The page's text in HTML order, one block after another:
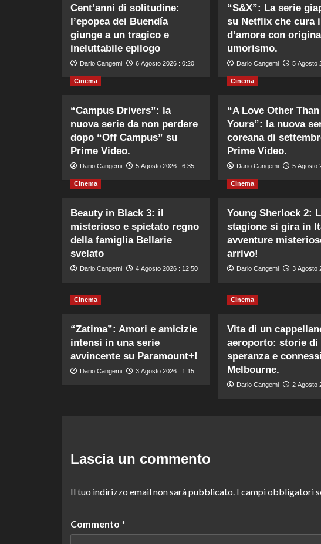
Cent’anni di solitudine:
l’epopea dei Buendía
giunge a un tragico e
ineluttabile epilogo
Dario Cangemi 6 Agosto 2026 : 0:20
“S&X”: La serie
su Netflix che cura
d’amore con
umorismo.
Dario Cangemi 5 Agosto
Cinema
“Campus Drivers”: la
nuova serie da non perdere
dopo “Off Campus” su
Prime Video.
Dario Cangemi 5 Agosto 2026 : 6:35
Cinema
“A Love Other Than
Yours”: la nuova
coreana di
Prime Video.
Dario Cangemi 5 Agosto
Cinema
Beauty in Black 3: il
misterioso e spietato regno
della famiglia Bellarie
svelato
Dario Cangemi 4 Agosto 2026 : 12:50
Cinema
Young Sherlock 2:
stagione si gira in
avventure
arrivo!
Dario Cangemi 3 Agosto
Cinema
“Zatima”: Amori e amicizie
intensi in una serie
avvincente su Paramount+!
Dario Cangemi 3 Agosto 2026 : 1:15
Cinema
Vita di un
aeroporto: storie di
speranza e
Melbourne.
Dario Cangemi 2 Agosto
Lascia un commento
Il tuo indirizzo email non sarà pubblicato. I campi obbligatori
Commento *